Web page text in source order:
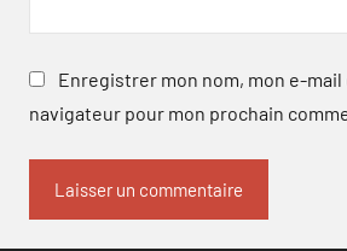
Enregistrer mon nom, mon e-
navigateur pour mon prochain